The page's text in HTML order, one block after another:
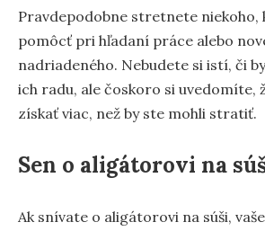
Pravdepodobne stretnete niekoho,
pomôcť pri hľadaní práce alebo
nadriadeného. Nebudete si istí, či
ich radu, ale čoskoro si uvedomíte,
získať viac, než by ste mohli stratiť.
Sen o aligátorovi na
Ak snívate o aligátorovi na súši,